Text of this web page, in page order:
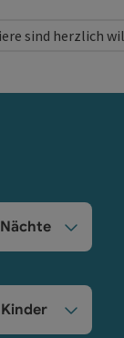
sind herzlich
Nächte
Kinder